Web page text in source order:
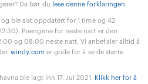
Da bør du lese denne forklaringen.
og ble sist oppdatert for 1 time og 42
Poengene for neste natt er den
og 08:00 neste natt. Vi anbefaler alltid å
windy.comer gode for å se de større
ble lagt inn 17. Jul 2021. Klikk her for å